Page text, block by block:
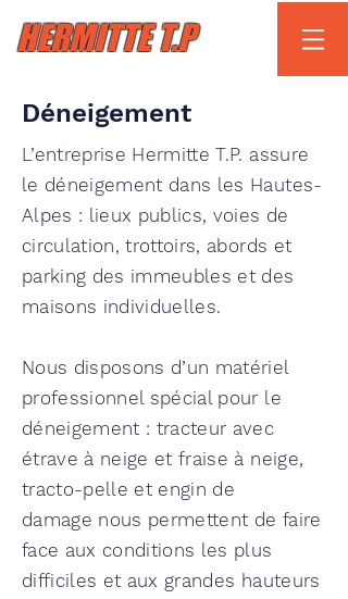
HERMITTE T.P
Déneigement
L’entreprise Hermitte T.P. assure
le déneigement dans les Hautes-
Alpes : lieux publics, voies de
circulation, trottoirs, abords et
parking des immeubles et des
maisons individuelles.
Nous disposons d’un matériel
professionnel spécial pour le
déneigement : tracteur avec
étrave à neige et fraise à neige,
tracto-pelle et engin de
damage nous permettent de faire
face aux conditions les plus
difficiles et aux grandes hauteurs